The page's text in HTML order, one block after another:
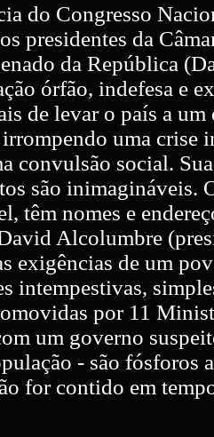
do Congresso
presidentes da
da República
órfão, indefesa e
de levar o país a
uma crise
convulsão social.
são inimagináveis.
têm nomes e
Alcolumbre
exigências de um
intempestivas,
por 11
um governo
- são fósforos
for contido em